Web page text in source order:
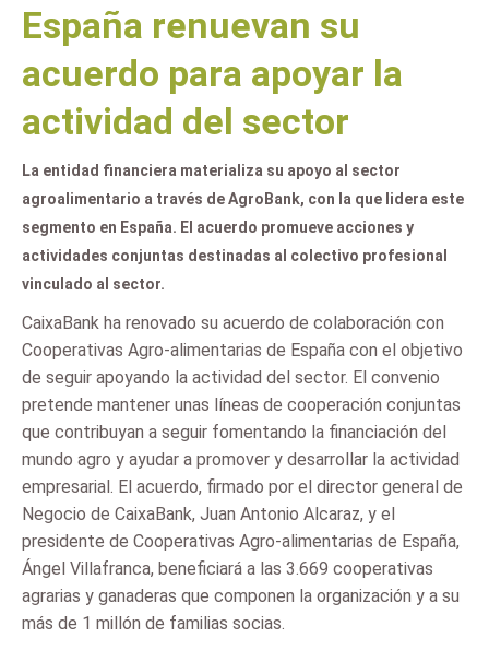
España renuevan su
acuerdo para apoyar la
actividad del sector
La entidad financiera materializa su apoyo al sector
agroalimentario a través de AgroBank, con la que lidera este
segmento en España. El acuerdo promueve acciones y
actividades conjuntas destinadas al colectivo profesional
vinculado al sector.
CaixaBank ha renovado su acuerdo de colaboración con
Cooperativas Agro-alimentarias de España con el objetivo
de seguir apoyando la actividad del sector. El convenio
pretende mantener unas líneas de cooperación conjuntas
que contribuyan a seguir fomentando la financiación del
mundo agro y ayudar a promover y desarrollar la actividad
empresarial. El acuerdo, firmado por el director general de
Negocio de CaixaBank, Juan Antonio Alcaraz, y el
presidente de Cooperativas Agro-alimentarias de España,
Ángel Villafranca, beneficiará a las 3.669 cooperativas
agrarias y ganaderas que componen la organización y a su
más de 1 millón de familias socias.